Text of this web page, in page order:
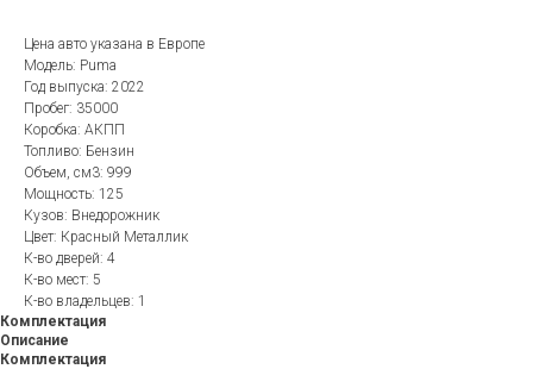
Цена авто указана в Европе
Модель: Puma
Год выпуска: 2022
Пробег: 35000
Коробка: АКПП
Топливо: Бензин
Объем, см3: 999
Мощность: 125
Кузов: Внедорожник
Цвет: Красный Металлик
К-во дверей: 4
К-во мест: 5
К-во владельцев: 1
Комплектация
Описание
Комплектация